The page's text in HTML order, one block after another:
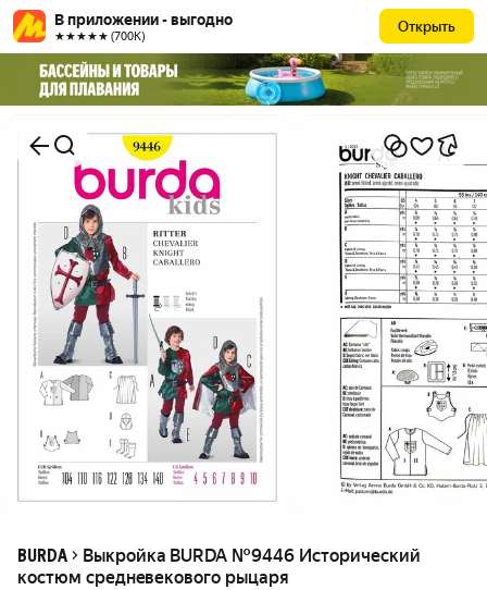
В приложении - выгодно
★★★★★ (700К)
Открыть
BURDA
Выкройка BURDA №9446 Исторический
костюм средневекового рыцаря